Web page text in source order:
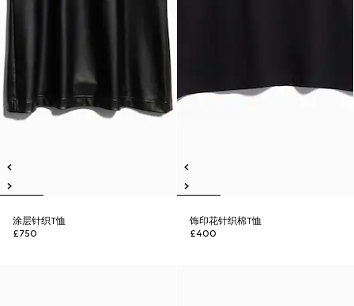
涂层针织T恤
£750
饰印花针织棉T恤
£400